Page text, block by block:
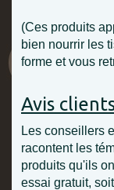
(Ces produits
bien nourrir les
forme et vous
Avis
Les conseillers
racontent les
produits qu'ils
essai gratuit,